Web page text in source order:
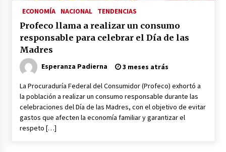
ECONOMÍA NACIONAL TENDENCIAS
Profeco llama a realizar un consumo
responsable para celebrar el Día de las
Madres
Esperanza Padierna 3 meses atrás
La Procuraduría Federal del Consumidor (Profeco) exhortó a
la población a realizar un consumo responsable durante las
celebraciones del Día de las Madres, con el objetivo de evitar
gastos que afecten la economía familiar y garantizar el
respeto […]